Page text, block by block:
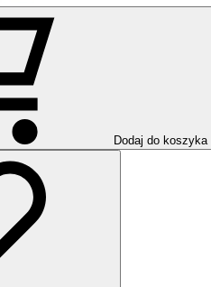
Dodaj do koszyka